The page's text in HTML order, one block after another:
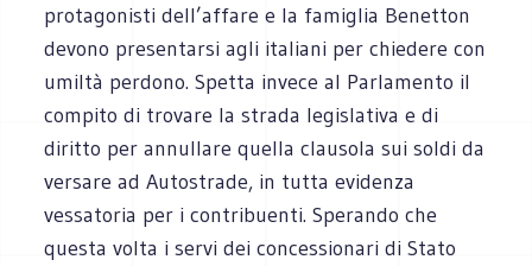
protagonisti dell’affare e la famiglia Benetton
devono presentarsi agli italiani per chiedere con
umiltà perdono. Spetta invece al Parlamento il
compito di trovare la strada legislativa e di
diritto per annullare quella clausola sui soldi da
versare ad Autostrade, in tutta evidenza
vessatoria per i contribuenti. Sperando che
questa volta i servi dei concessionari di Stato